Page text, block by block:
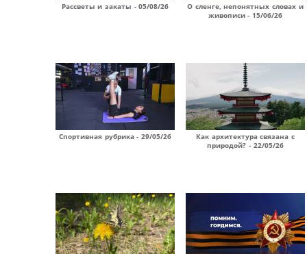
Рассветы и закаты - 05/08/26
О сленге, непонятных словах и
живописи - 15/06/26
Спортивная рубрика - 29/05/26
Как архитектура связана с
природой? - 22/05/26